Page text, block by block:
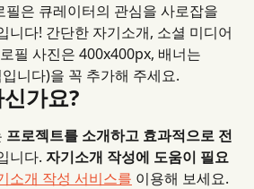
필은 큐레이터의 관심을 사로잡을
니다! 간단한 자기소개, 소셜 미디어
필 사진은 400x400px, 배너는
니다)을 꼭 추가해 주세요.
가요?
프로젝트를 소개하고 효과적으로 전
니다. 자기소개 작성에 도움이 필요
소개 작성 서비스를 이용해 보세요.